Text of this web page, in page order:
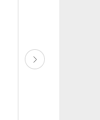
家村洋太